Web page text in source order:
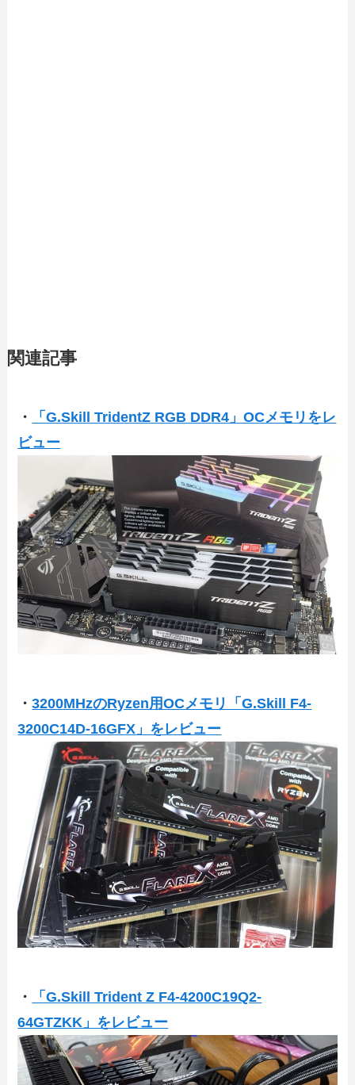
関連記事
・
「G.Skill TridentZ RGB DDR4」OCメモリをレ
ビュー
・3200MHzのRyzen用OCメモリ「G.Skill F4-
3200C14D-16GFX」をレビュー
・
「G.Skill Trident Z F4-4200C19Q2-
64GTZKK」をレビュー